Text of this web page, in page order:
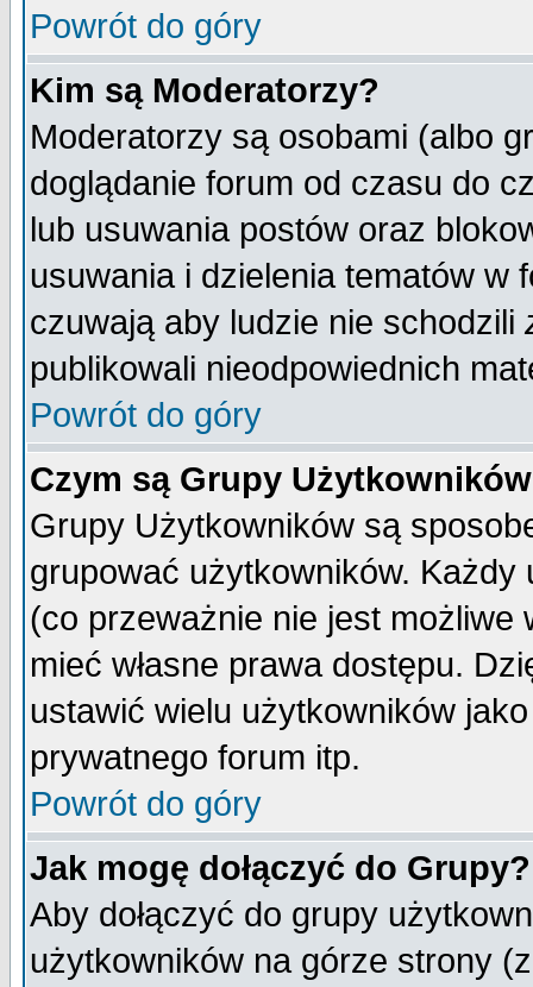
Powrót do góry
Kim są Moderatorzy?
Moderatorzy są osobami (albo
doglądanie forum od czasu do
lub usuwania postów oraz
usuwania i dzielenia tematów w
czuwają aby ludzie nie schodzili
publikowali nieodpowiednich
Powrót do góry
Czym są Grupy
Grupy Użytkowników są
grupować użytkowników.
(co przeważnie nie jest
mieć własne prawa dostępu.
ustawić wielu użytkowników
prywatnego forum itp.
Powrót do góry
Jak mogę dołączyć do Grupy?
Aby dołączyć do grupy
użytkowników na górze strony